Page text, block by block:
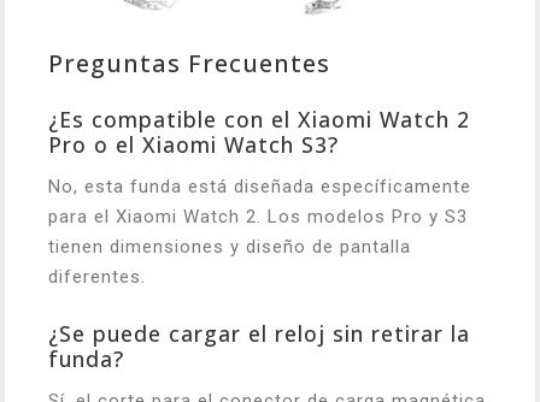
Preguntas Frecuentes
¿Es compatible con el Xiaomi Watch 2
Pro o el Xiaomi Watch S3?
No, esta funda está diseñada específicamente
para el Xiaomi Watch 2. Los modelos Pro y S3
tienen dimensiones y diseño de pantalla
diferentes.
¿Se puede cargar el reloj sin retirar la
funda?